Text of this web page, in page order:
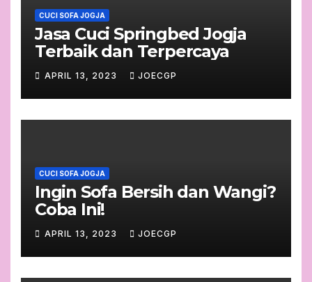
CUCI SOFA JOGJA
Jasa Cuci Springbed Jogja
Terbaik dan Terpercaya
APRIL 13, 2023 JOECGP
CUCI SOFA JOGJA
Ingin Sofa Bersih dan Wangi?
Coba Ini!
APRIL 13, 2023 JOECGP